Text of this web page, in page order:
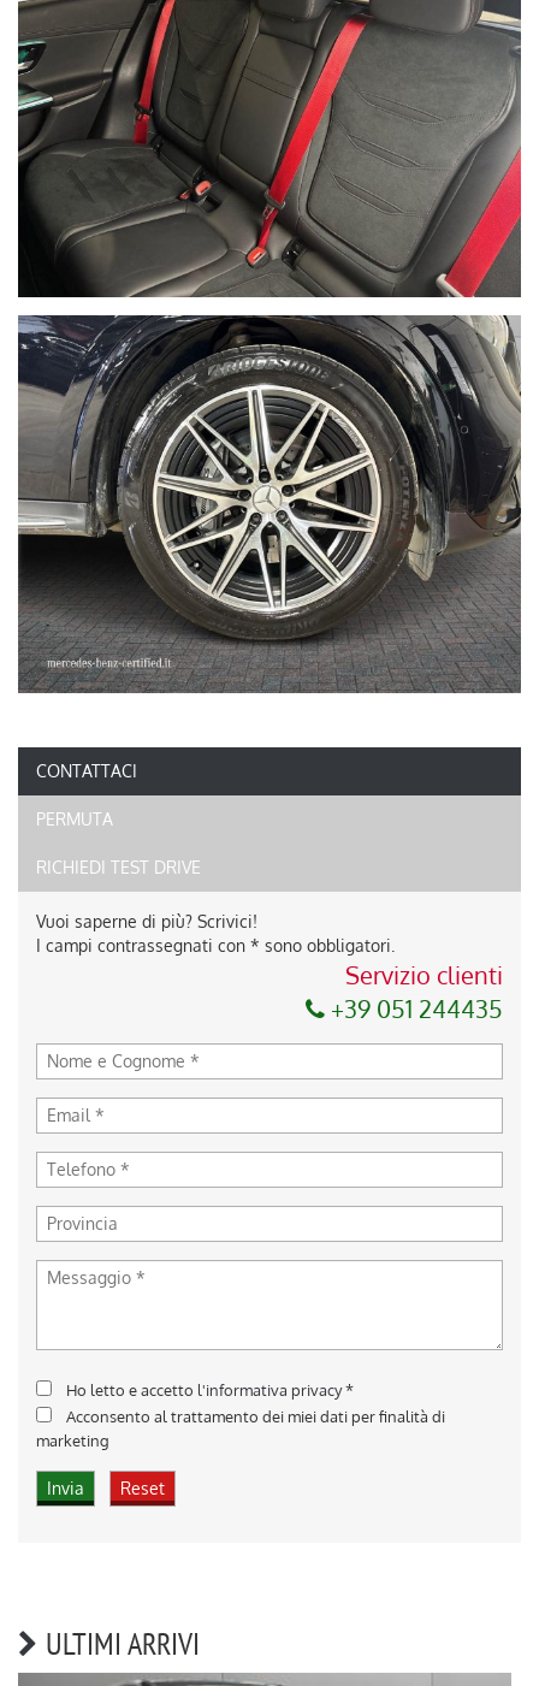
CONTATTACI
PERMUTA
RICHIEDI TEST DRIVE
Vuoi saperne di più? Scrivici!
I campi contrassegnati con * sono obbligatori.
Servizio clienti
+39 051 244435
Ho letto e accetto l'informativa privacy*
Acconsento al trattamento dei miei dati per finalità di
marketing
ULTIMI ARRIVI